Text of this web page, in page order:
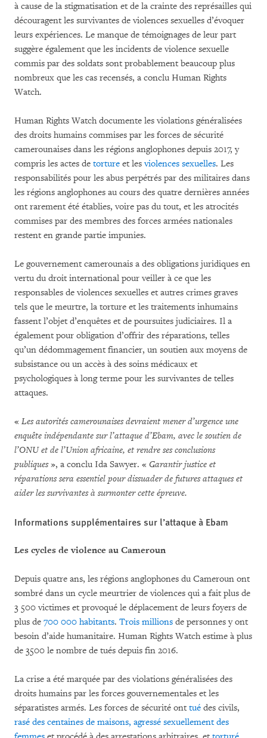
à cause de la stigmatisation et de la crainte des représailles qui
découragent les survivantes de violences sexuelles d’évoquer
leurs expériences. Le manque de témoignages de leur part
suggère également que les incidents de violence sexuelle
commis par des soldats sont probablement beaucoup plus
nombreux que les cas recensés, a conclu Human Rights
Watch.
Human Rights Watch documente les violations généralisées
des droits humains commises par les forces de sécurité
camerounaises dans les régions anglophones depuis 2017, y
compris les actes de torture et lesviolences sexuelles. Les
responsabilités pour les abus perpétrés par des militaires dans
les régions anglophones au cours des quatre dernières années
ont rarement été établies, voire pas du tout, et les atrocités
commises par des membres des forces armées nationales
restent en grande partie impunies.
Le gouvernement camerounais a des obligations juridiques en
vertu du droit international pour veiller à ce que les
responsables de violences sexuelles et autres crimes graves
tels que le meurtre, la torture et les traitements inhumains
fassent l’objet d’enquêtes et de poursuites judiciaires. Il a
également pour obligation d’offrir des réparations, telles
qu’un dédommagement financier, un soutien aux moyens de
subsistance ou un accès à des soins médicaux et
psychologiques à long terme pour les survivantes de telles
attaques.
« Les autorités camerounaises devraient mener d’urgence une
enquête indépendante sur l’attaque d’Ebam, avec le soutien de
l’ONU et de l’Union africaine, et rendre ses conclusions
publiques», a conclu Ida Sawyer. « Garantir justice et
réparations sera essentiel pour dissuader de futures attaques et
aider les survivantes à surmonter cette épreuve.
Informations supplémentaires sur l’attaque à Ebam
Les cycles de violence au Cameroun
Depuis quatre ans, les régions anglophones du Cameroun ont
sombré dans un cycle meurtrier de violences qui a fait plus de
3 500 victimes et provoqué le déplacement de leurs foyers de
plus de 700 000 habitants. Trois millions de personnes y ont
besoin d’aide humanitaire. Human Rights Watch estime à plus
de 3500 le nombre de tués depuis fin 2016.
La crise a été marquée par des violations généralisées des
droits humains par les forces gouvernementales et les
séparatistes armés. Les forces de sécurité ont tué des civils,
rasé des centaines de maisons, agressé sexuellement des